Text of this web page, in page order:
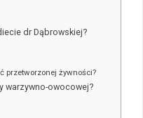
dr Dąbrowskiej?
przetworzonej żywności?
warzywno-owocowej?